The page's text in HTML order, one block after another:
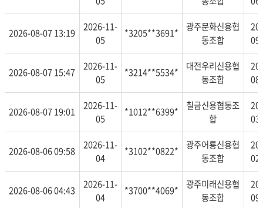
2026-08-07 13:19
2026-11-
05
*3205**3691*
광주문화신용협
동조합
2026-08-07 15:47
2026-11-
05
*3214**5534*
대전우리신용협
동조합
2026-08-07 19:01
2026-11-
05
*1012**6399*
칠금신용협동조
합
2026-08-06 09:58
2026-11-
04
*3102**0822*
광주어룡신용협
동조합
2026-08-06 04:43
2026-11-
04
*3700**4069*
광주미래신용협
동조합